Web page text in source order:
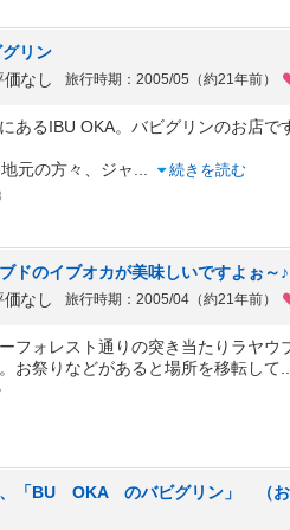
リン
価なし
旅行時期：2005/05（約21年前）
あるIBU OKA。バビグリンのお店で
元の方々、ジャ
続きを読む
ドのイブオカが美味しいですよぉ～♪
価なし
旅行時期：2005/04（約21年前）
フォレスト通りの突き当たりラヤ
お祭りなどがあると場所を移転して
、「BU OKA のバビグリン」 （